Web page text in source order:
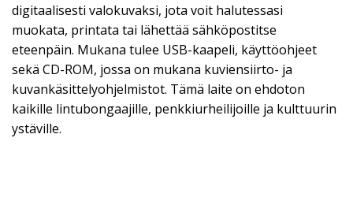
digitaalisesti valokuvaksi, jota voit halutessasi
muokata, printata tai lähettää sähköpostitse
eteenpäin. Mukana tulee USB-kaapeli, käyttöohjeet
sekä CD-ROM, jossa on mukana kuviensiirto- ja
kuvankäsittelyohjelmistot. Tämä laite on ehdoton
kaikille lintubongaajille, penkkiurheilijoille ja kulttuurin
ystäville.